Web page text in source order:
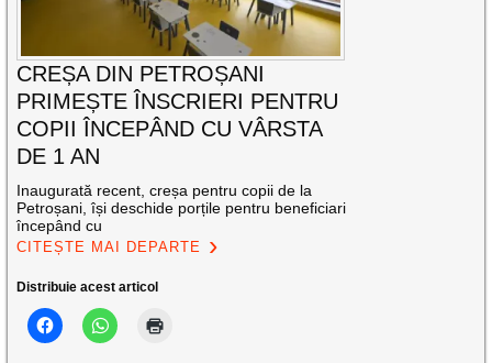
CREȘA DIN PETROȘANI
PRIMEȘTE ÎNSCRIERI PENTRU
COPII ÎNCEPÂND CU VÂRSTA
DE 1 AN
Inaugurată recent, creșa pentru copii de la
Petroșani, își deschide porțile pentru beneficiari
începând cu
CITEȘTE MAI DEPARTE
Distribuie acest articol